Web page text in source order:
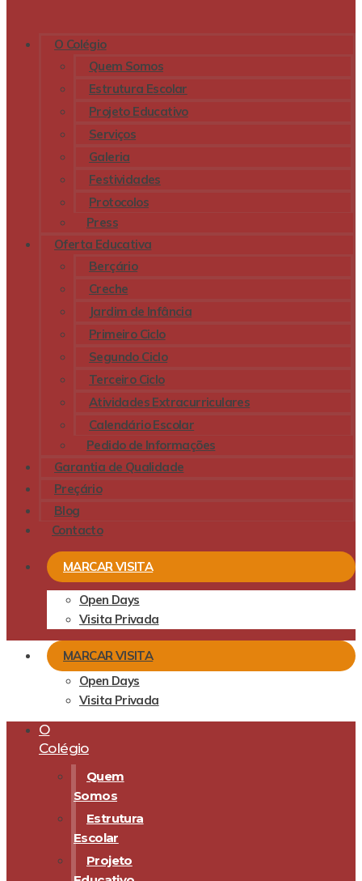
O Colégio
Quem Somos
Estrutura Escolar
Projeto Educativo
Serviços
Galeria
Festividades
Protocolos
Press
Oferta Educativa
Berçário
Creche
Jardim de Infância
Primeiro Ciclo
Segundo Ciclo
Terceiro Ciclo
Atividades Extracurriculares
Calendário Escolar
Pedido de Informações
Garantia de Qualidade
Preçário
Blog
Contacto
MARCAR VISITA
Open Days
Visita Privada
MARCAR VISITA
Open Days
Visita Privada
O
Colégio
Quem
Somos
Estrutura
Escolar
Projeto